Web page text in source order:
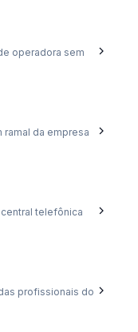
operadora sem
ramal da empresa
telefônica
profissionais do